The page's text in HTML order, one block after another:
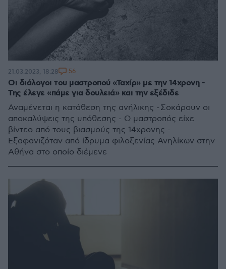
Οι διάλογοι του μαστροπού «Ταχίρ» με την 14χρονη -
Της έλεγε «πάμε για δουλειά» και την εξέδιδε
Αναμένεται η κατάθεση της ανήλικης - Σοκάρουν οι
αποκαλύψεις της υπόθεσης - Ο μαστροπός είχε
βίντεο από τους βιασμούς της 14χρονης -
Εξαφανιζόταν από ίδρυμα φιλοξενίας Ανηλίκων στην
Αθήνα στο οποίο διέμενε
21.03.2023, 18:28 56